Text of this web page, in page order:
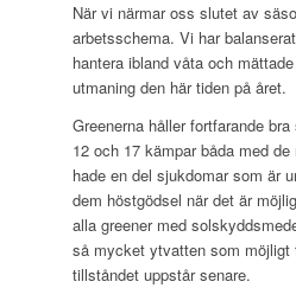
När vi närmar oss slutet av
arbetsschema. Vi har
hantera ibland våta och
utmaning den här tiden på året.
Greenerna håller fortfarande
12 och 17 kämpar båda med
hade en del sjukdomar som är
dem höstgödsel när det är
alla greener med
så mycket ytvatten som
tillståndet uppstår senare.